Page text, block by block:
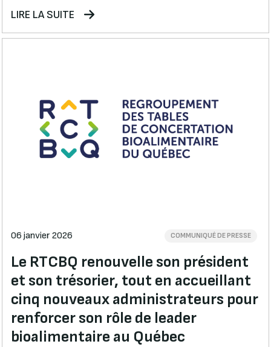
LIRE LA SUITE
06 janvier 2026 COMMUNIQUÉ DE PRESSE
Le RTCBQ renouvelle son président
et son trésorier, tout en accueillant
cinq nouveaux administrateurs pour
renforcer son rôle de leader
bioalimentaire au Québec